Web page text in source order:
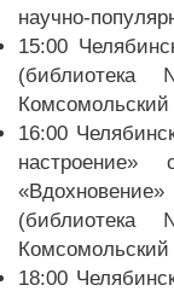
научно-
15:00
Комсомольский
16:00
Комсомольский
18:00